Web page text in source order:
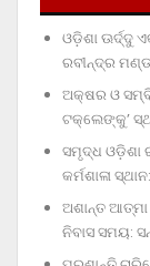
ଓଡ଼ିଶା ଊର୍ଦ୍ଦୁ
ରବୀନ୍ଦ୍ର
ଅକ୍ଷର ଓ
ଟକ୍‌ଲେଙ୍କୁ’
ସମୃଦ୍ଧ ଓଡ଼ିଶା
କର୍ମଶାଳା
ଅଶାନ୍ତ ଆତ୍ମା
ନିବାସ ସମୟ: